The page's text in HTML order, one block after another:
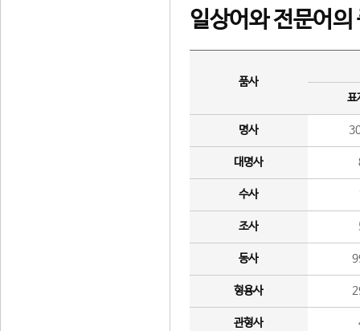
일상어와 전문어의
품사
표
명사
대명사
수사
조사
동사
형용사
관형사